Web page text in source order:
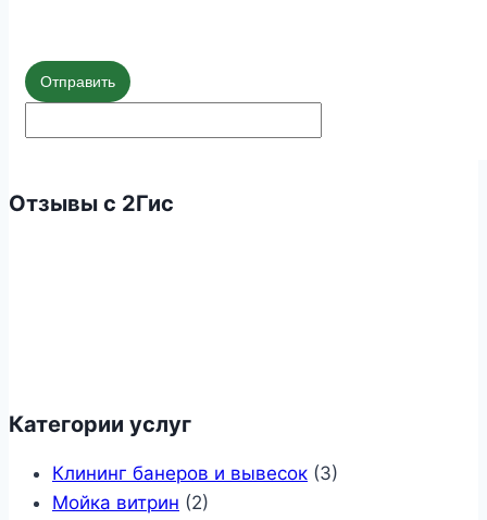
Отправить
Отзывы с 2Гис
Категории услуг
Клининг банеров и вывесок (3)
Мойка витрин (2)